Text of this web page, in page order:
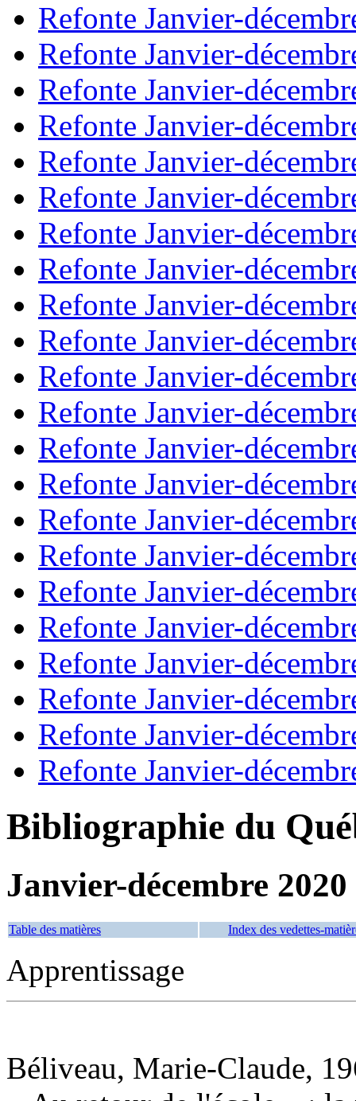
Refonte Janvier-
Refonte Janvier-
Refonte Janvier-
Refonte Janvier-
Refonte Janvier-
Refonte Janvier-
Refonte Janvier-
Refonte Janvier-
Refonte Janvier-
Refonte Janvier-
Refonte Janvier-
Refonte Janvier-
Refonte Janvier-
Refonte Janvier-
Refonte Janvier-
Refonte Janvier-
Refonte Janvier-
Refonte Janvier-
Refonte Janvier-
Refonte Janvier-
Refonte Janvier-
Refonte Janvier-
Bibliographie du
Janvier-décembre 2020
Table des matières Index des vedettes-
Apprentissage
Béliveau, Marie-Claude,